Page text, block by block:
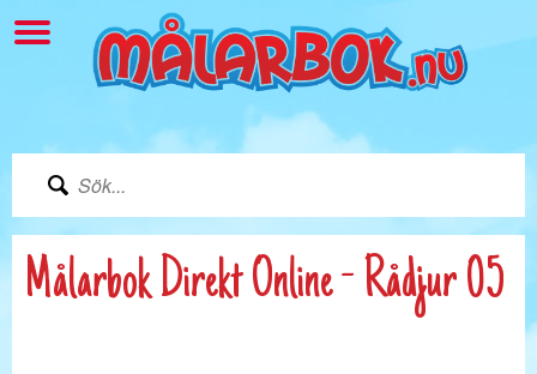
Målarbok Direkt Online - Rådjur 05